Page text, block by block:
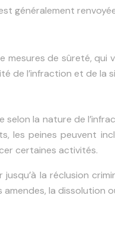
généralement
de sûreté, qui
de l’infraction et de la
selon la nature de
les peines peuvent
certaines activités.
la réclusion
la dissolution